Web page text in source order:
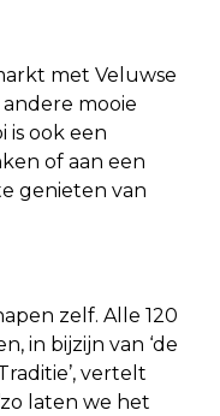
met Veluwse
mooie
is ook een
of aan een
genieten van
zelf. Alle 120
in bijzijn van ‘de
vertelt
laten we het